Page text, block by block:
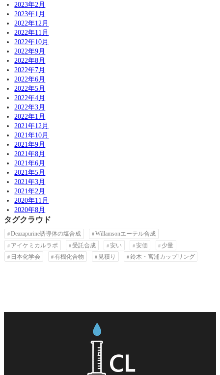
2023年2月
2023年1月
2022年12月
2022年11月
2022年10月
2022年9月
2022年8月
2022年7月
2022年6月
2022年5月
2022年4月
2022年3月
2022年1月
2021年12月
2021年10月
2021年9月
2021年8月
2021年6月
2021年5月
2021年3月
2021年2月
2020年11月
2020年8月
タグクラウド
Deazapurine誘導体の塩合成
Willamsonエーテル合成
アイケミカルラボ
受託合成 安い 安価
少量
日本化学会
有機化合物 見積り 鈴木・宮浦カップリング